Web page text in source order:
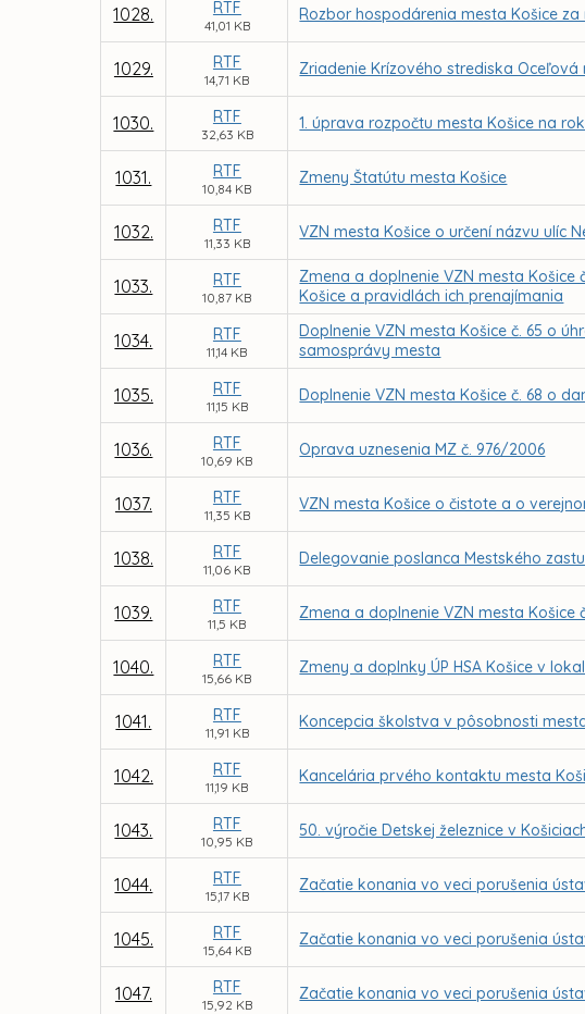
1028. RTF
41,01 KB
Rozbor hospodárenia mesta Košice za
1029. RTF
14,71 KB
Zriadenie Krízového strediska Oceľová
1030. RTF
32,63 KB
1. úprava rozpočtu mesta Košice na
1031. RTF
10,84 KB
Zmeny Štatútu mesta Košice
1032. RTF
11,33 KB
VZN mesta Košice o určení názvu ulíc
1033. RTF
10,87 KB
Zmena a doplnenie VZN mesta
Košice a pravidlách ich prenajímania
1034. RTF
11,14 KB
Doplnenie VZN mesta Košice č. 65 o
samosprávy mesta
1035. RTF
11,15 KB
Doplnenie VZN mesta Košice č. 68 o
1036. RTF
10,69 KB
Oprava uznesenia MZ č. 976/2006
1037. RTF
11,35 KB
VZN mesta Košice o čistote a o
1038. RTF
11,06 KB
Delegovanie poslanca Mestského
1039. RTF
11,5 KB
Zmena a doplnenie VZN mesta
1040. RTF
15,66 KB
Zmeny a doplnky ÚP HSA Košice v
1041. RTF
11,91 KB
Koncepcia školstva v pôsobnosti
1042. RTF
11,19 KB
Kancelária prvého kontaktu mesta
1043. RTF
10,95 KB
50. výročie Detskej železnice v
1044. RTF
15,17 KB
Začatie konania vo veci porušenia
1045. RTF
15,64 KB
Začatie konania vo veci porušenia
1047. RTF
15,92 KB
Začatie konania vo veci porušenia